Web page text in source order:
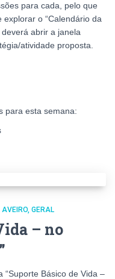
para cada, pelo que
o “Calendário da
abrir a janela
atividade proposta.
para esta semana:
AVEIRO GERAL
– no
“Suporte Básico de Vida –